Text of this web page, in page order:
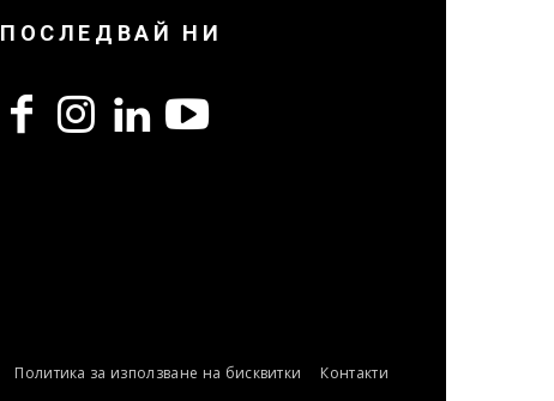
ПОСЛЕДВАЙ НИ
Политика за използване на бисквитки Контакти